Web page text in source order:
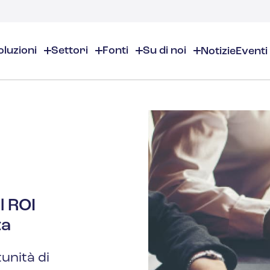
Settori Fonti Su di noi NotizieEventi
Panoramica EHS/ESG
Audit ed ispezioni
Calendario per la conformità
Gestione dell'inventario dei
Distribuzione e gestione dei
Gestione ESG
Gestione degli incidenti
Prodotti chimici e specialità chimiche
Aromi e fragranze
Panoramica delle risorse
Sicurezza nei luoghi di
Gestione dell'ambiente
Gestione del rischio
Giustificazione commerciale
ROI
di